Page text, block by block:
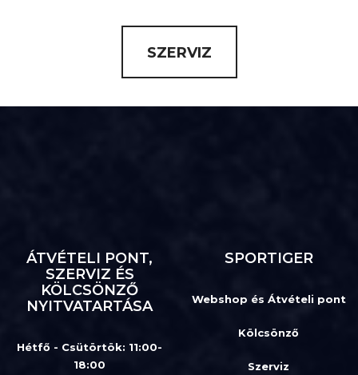
SZERVIZ
ÁTVÉTELI PONT,
SZERVIZ ÉS
KÖLCSÖNZŐ
NYITVATARTÁSA
Hétfő - Csütörtök: 11:00-
18:00
SPORTIGER
Webshop és Átvételi pont
Kölcsönző
Szerviz